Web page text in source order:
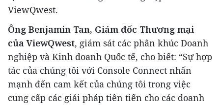
ViewQwest.
Ông Benjamin Tan, Giám đốc Thương mại
của ViewQwest, giám sát các phân khúc Doanh
nghiệp và Kinh doanh Quốc tế, cho biết: “Sự hợp
tác của chúng tôi với Console Connect nhấn
mạnh đến cam kết của chúng tôi trong việc
cung cấp các giải pháp tiên tiến cho các doanh